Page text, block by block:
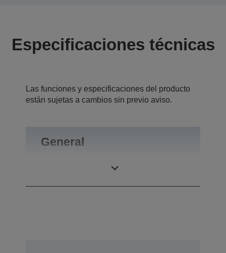
Especificaciones técnicas
Las funciones y especificaciones del producto
están sujetas a cambios sin previo aviso.
General